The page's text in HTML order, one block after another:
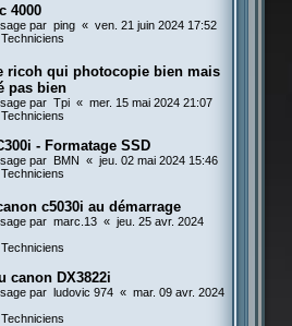
4000
par ping « ven. 21 juin 2024 17:52
Techniciens
ricoh qui photocopie bien mais
pas bien
par Tpi « mer. 15 mai 2024 21:07
Techniciens
- Formatage SSD
par BMN « jeu. 02 mai 2024 15:46
Techniciens
c5030i au démarrage
par marc.13 « jeu. 25 avr. 2024
Techniciens
canon DX3822i
par ludovic 974 « mar. 09 avr. 2024
Techniciens